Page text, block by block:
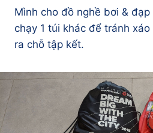
Mình cho đồ nghề bơi &
chạy 1 túi khác để tránh
ra chỗ tập kết.